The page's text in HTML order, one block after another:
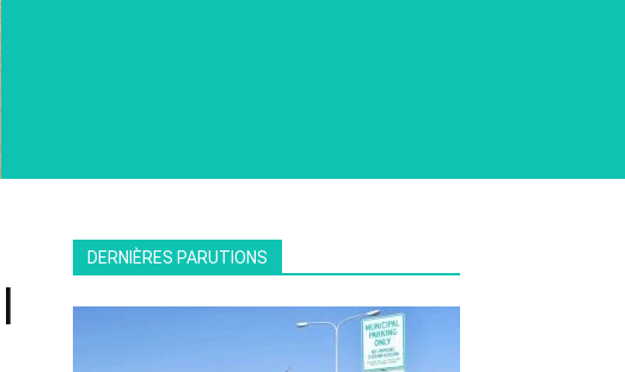
DERNIÈRES PARUTIONS